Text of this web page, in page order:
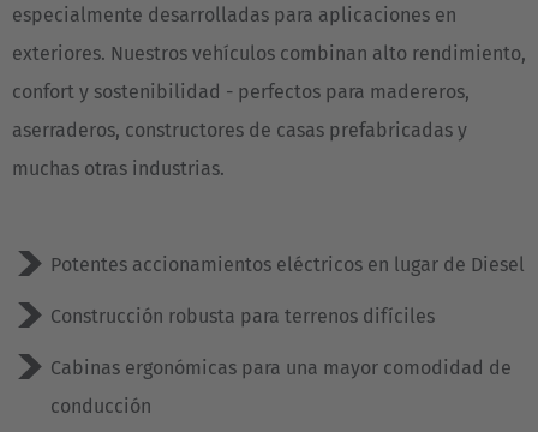
especialmente desarrolladas para aplicaciones en
exteriores. Nuestros vehículos combinan alto rendimiento,
confort y sostenibilidad - perfectos para madereros,
aserraderos, constructores de casas prefabricadas y
muchas otras industrias.
Potentes accionamientos eléctricos en lugar de Diesel
Construcción robusta para terrenos difíciles
Cabinas ergonómicas para una mayor comodidad de
conducción